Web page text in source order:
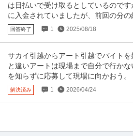
は日払いで受け取るとしているので
に入金されていましたが、前回の分
ません。
回答終了 1 2025/08/18
サカイ引越からアート引越でバイト
と違いアートは現場まで自分で行か
を知らずに応募して現場に向かおう。
解決済み 1 2026/04/24